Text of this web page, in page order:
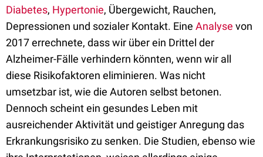
Diabetes, Hypertonie, Übergewicht, Rauchen,
Depressionen und sozialer Kontakt. Eine Analyse von
2017 errechnete, dass wir über ein Drittel der
Alzheimer-Fälle verhindern könnten, wenn wir all
diese Risikofaktoren eliminieren. Was nicht
umsetzbar ist, wie die Autoren selbst betonen.
Dennoch scheint ein gesundes Leben mit
ausreichender Aktivität und geistiger Anregung das
Erkrankungsrisiko zu senken. Die Studien, ebenso wie